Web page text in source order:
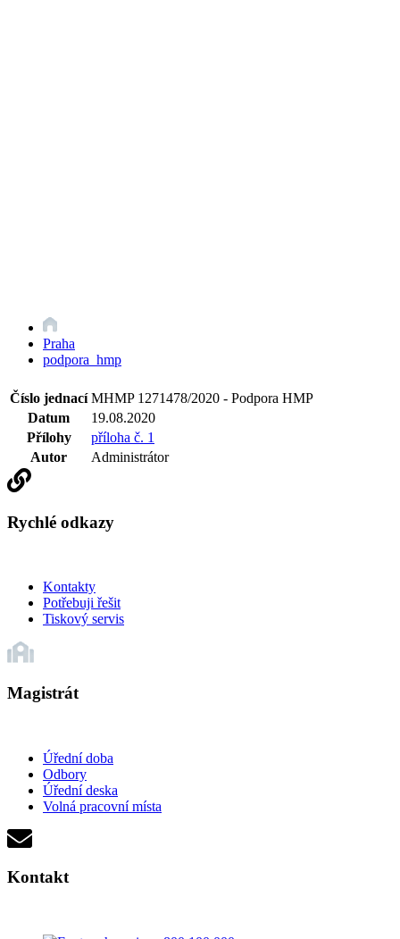
Praha
podpora_hmp
Číslo jednací MHMP 1271478/2020 - Podpora HMP
Datum
19.08.2020
Přílohy
příloha č. 1
Autor
Administrátor
Rychlé odkazy
Kontakty
Potřebuji řešit
Tiskový servis
Magistrát
Úřední doba
Odbory
Úřední deska
Volná pracovní místa
Kontakt